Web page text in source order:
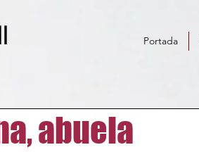
Portada
abuela